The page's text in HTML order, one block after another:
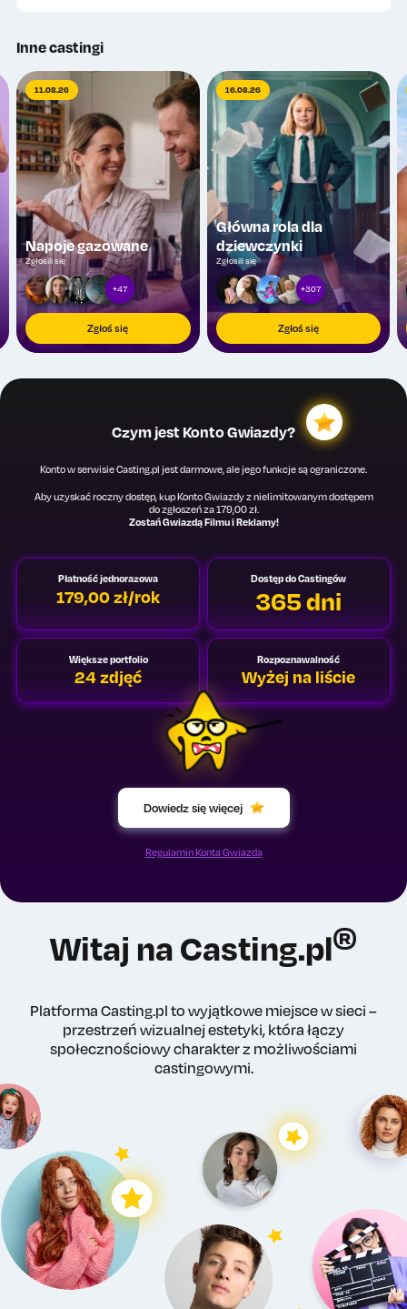
Inne castingi
11.08.26
Napoje gazowane
Zgłosili się
+47
Zgłoś się
16.08.26
Główna rola dla
dziewczynki
Zgłosili się
+307
Zgłoś się
Czym jest Konto Gwiazdy?
Konto w serwisie Casting.pl jest darmowe, ale jego funkcje są ograniczone.
Aby uzyskać roczny dostęp, kup Konto Gwiazdy z nielimitowanym dostępem
do zgłoszeń za 179,00 zł.
Zostań Gwiazdą Filmu i Reklamy!
Płatność jednorazowa
179,00 zł/rok
Dostęp do Castingów
365 dni
Większe portfolio
24 zdjęć
Rozpoznawalność
Wyżej na liście
Dowiedz się więcej
Regulamin Konta Gwiazda
Witaj na Casting.pl®
Platforma Casting.pl to wyjątkowe miejsce w sieci –
przestrzeń wizualnej estetyki, która łączy
społecznościowy charakter z możliwościami
castingowymi.